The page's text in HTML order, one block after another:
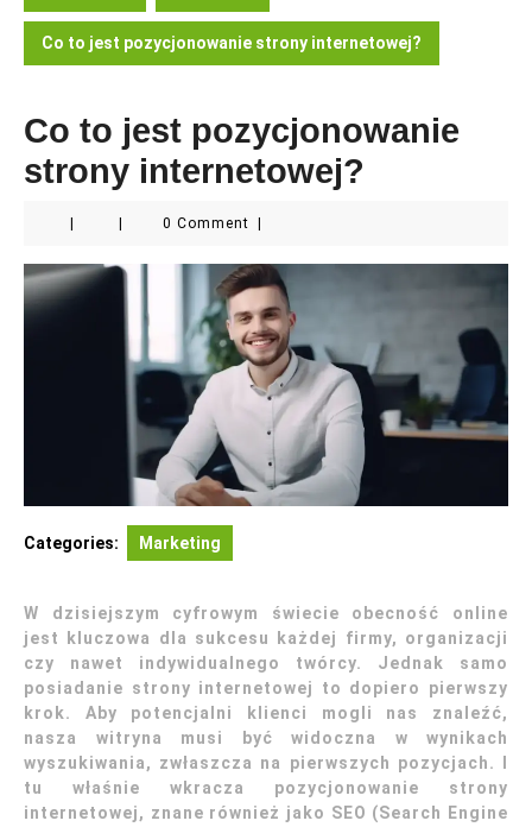
Co to jest pozycjonowanie strony internetowej?
Co to jest pozycjonowanie
strony internetowej?
0 Comment
Categories: Marketing
W dzisiejszym cyfrowym świecie obecność online
jest kluczowa dla sukcesu każdej firmy, organizacji
czy nawet indywidualnego twórcy. Jednak samo
posiadanie strony internetowej to dopiero pierwszy
krok. Aby potencjalni klienci mogli nas znaleźć,
nasza witryna musi być widoczna w wynikach
wyszukiwania, zwłaszcza na pierwszych pozycjach. I
tu właśnie wkracza pozycjonowanie strony
internetowej, znane również jako SEO (Search Engine